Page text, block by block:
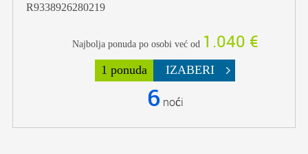
6noći
R9338926280219
Najbolja ponuda po osobi već od 1.040 €
1 ponuda IZABERI